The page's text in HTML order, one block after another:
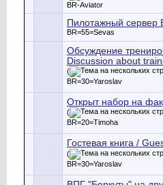
BR-Aviator
Пилотажный сервер
BR=55=Sevas
Обсуждение
Discussion about
(
BR=30=Yaroslav
Открыт набор на
(
BR=20=Timoha
Гостевая книга /
(
BR=30=Yaroslav